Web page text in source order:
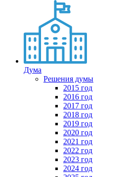
Дума
Решения думы
2015 год
2016 год
2017 год
2018 год
2019 год
2020 год
2021 год
2022 год
2023 год
2024 год